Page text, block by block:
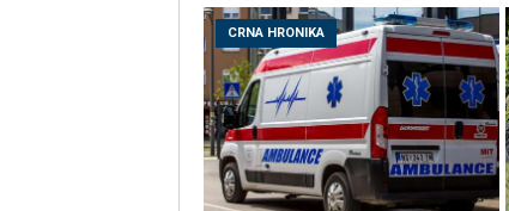
CRNA HRONIKA